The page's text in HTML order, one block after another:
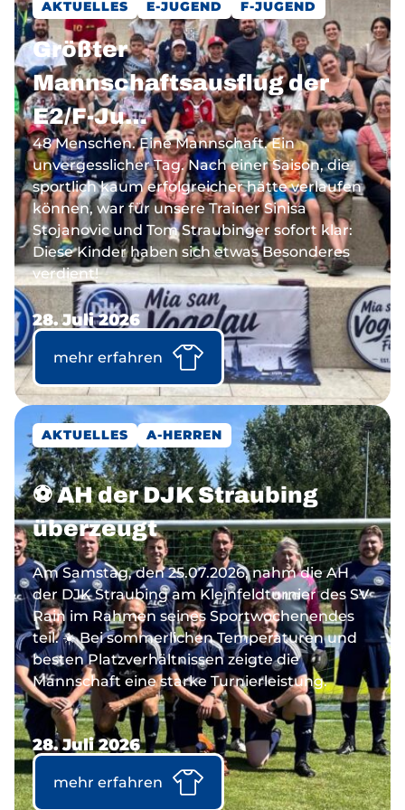
AKTUELLES E-JUGEND F-JUGEND
Größter
Mannschaftsausflug der
E2/F-Ju…
48 Menschen. Eine Mannschaft. Ein
unvergesslicher Tag. Nach einer Saison, die
sportlich kaum erfolgreicher hätte verlaufen
können, war für unsere Trainer Sinisa
Stojanovic und Tom Straubinger sofort klar:
Diese Kinder haben sich etwas Besonderes
verdient!
mehr erfahren
28. Juli 2026
AKTUELLES A-HERREN
⚽ AH der DJK Straubing
überzeugt
Am Samstag, den 25.07.2026, nahm die AH
der DJK Straubing am Kleinfeldturnier des SV
Rain im Rahmen seines Sportwochenendes
teil. ☀️ Bei sommerlichen Temperaturen und
besten Platzverhältnissen zeigte die
Mannschaft eine starke Turnierleistung.
mehr erfahren
28. Juli 2026